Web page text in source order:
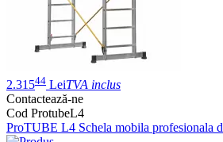
2.31544 LeiTVA inclus
Contactează-ne
Cod ProtubeL4
ProTUBE L4 Schela mobila profesionala